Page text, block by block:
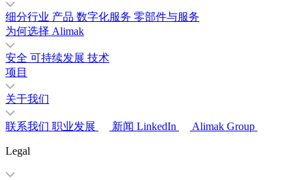
细分行业 产品 数字化服务 零部件与服务
为何选择 Alimak
安全 可持续发展 技术
项目
关于我们
联系我们 职业发展 新闻 LinkedIn Alimak Group
Legal